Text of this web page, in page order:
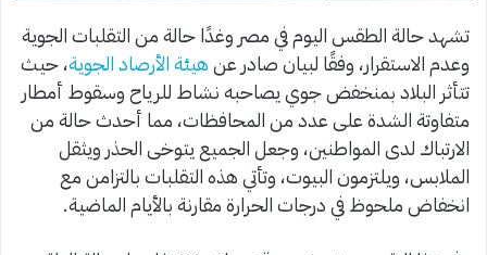
تشهد حالة الطقس اليوم في مصر وغدًا حالة من التقلبات الجوية
وعدم الاستقرار، وفقًا لبيان صادر عنهيئة الأرصاد الجوية، حيث
تتأثر البلاد بمنخفض جوي يصاحبه نشاط للرياح وسقوط أمطار
متفاوتة الشدة على عدد من المحافظات، مما أحدث حالة من
الارتباك لدى المواطنين، وجعل الجميع يتوخى الحذر ويثقل
الملابس، ويلتزمون البيوت، وتأتي هذه التقلبات بالتزامن مع
انخفاض ملحوظ في درجات الحرارة مقارنة بالأيام الماضية.